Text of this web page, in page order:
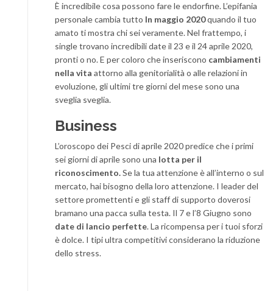
È incredibile cosa possono fare le endorfine. L’epifania
personale cambia tutto In maggio 2020quando il tuo
amato ti mostra chi sei veramente. Nel frattempo, i
single trovano incredibili date il 23 e il 24 aprile 2020,
pronti o no. E per coloro che inseriscono cambiamenti
nella vita attorno alla genitorialità o alle relazioni in
evoluzione, gli ultimi tre giorni del mese sono una
sveglia sveglia.
Business
L’oroscopo dei Pesci di aprile 2020 predice che i primi
sei giorni di aprile sono una lotta per il
riconoscimento.Se la tua attenzione è all’interno o sul
mercato, hai bisogno della loro attenzione. I leader del
settore promettenti e gli staff di supporto doverosi
bramano una pacca sulla testa. Il 7 e l’8 Giugno sono
date di lancio perfette. La ricompensa per i tuoi sforzi
è dolce. I tipi ultra competitivi considerano la riduzione
dello stress.